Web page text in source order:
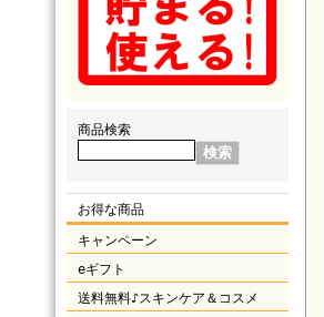
商品検索
お得な商品
キャンペーン
eギフト
送料無料♪スキンケア＆コスメ